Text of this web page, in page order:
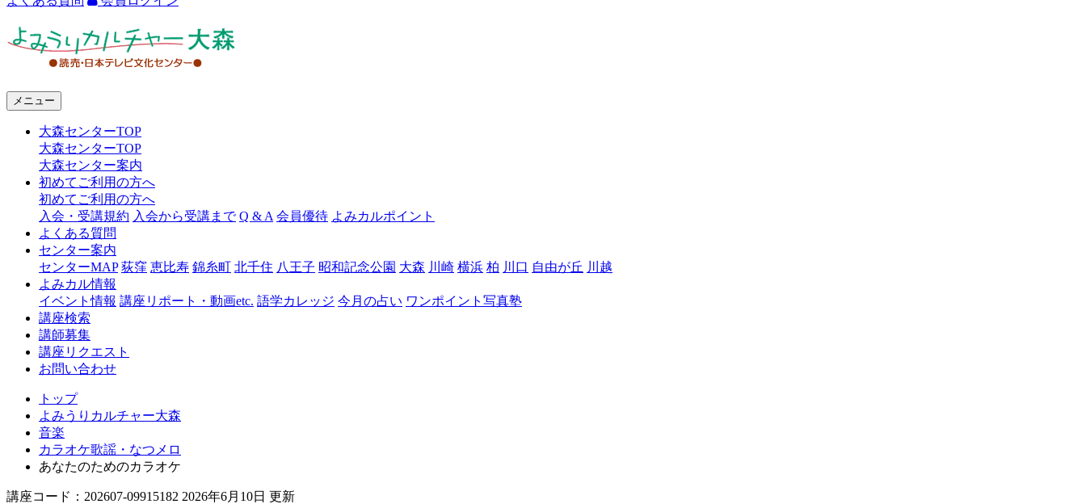
ャ
大
森
メニュー
大森センターTOP
大森センターTOP
大森センター案内
初めてご利用の方へ
初めてご利用の方へ
入会・受講規約 入会から受講まで Q & A 会員優待 よみカルポイント
よくある質問
センター案内
センターMAP 荻窪 恵比寿 錦糸町 北千住 八王子 昭和記念公園 大森 川崎 横浜 柏 川口 自由が丘 川越
よみカル情報
イベント情報 講座リポート・動画etc. 語学カレッジ 今月の占い ワンポイント写真塾
講座検索
講師募集
講座リクエスト
お問い合わせ
トップ
よみうりカルチャー大森
音楽
カラオケ歌謡・なつメロ
あなたのためのカラオケ
講座コード：202607-09915182 2026年6月10日 更新